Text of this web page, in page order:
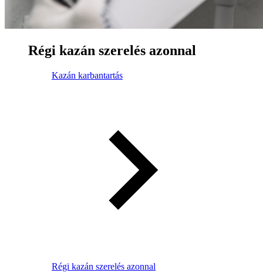
Régi kazán szerelés azonnal
Kazán karbantartás
Régi kazán szerelés azonnal